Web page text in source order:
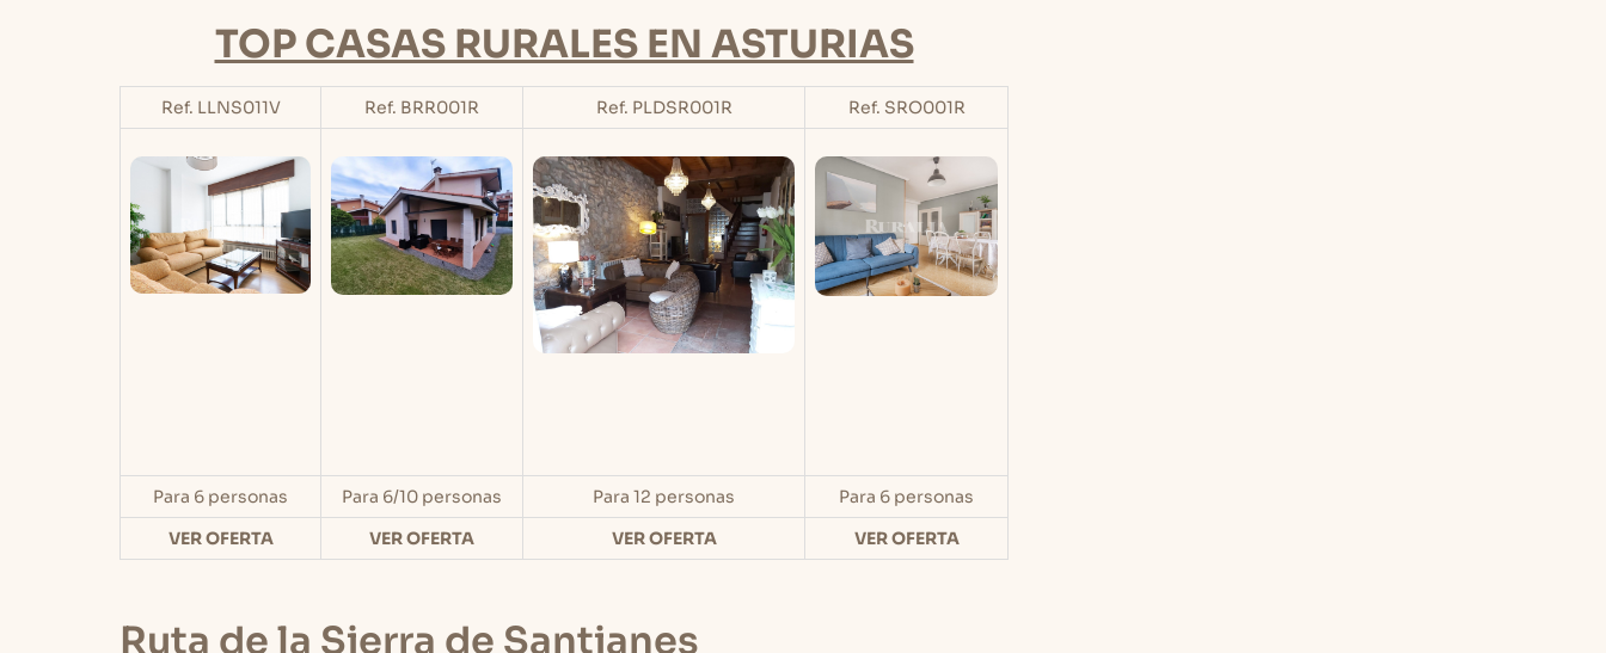
TOP CASAS RURALES EN ASTURIAS
Ref. LLNS011V Ref. BRR001R Ref. PLDSR001R Ref. SRO001R
Para 6 personas Para 6/10 personas Para 12 personas
Para 6 personas
VER OFERTA
VER OFERTA VER OFERTA VER OFERTA
Ruta de la Sierra de Santianes